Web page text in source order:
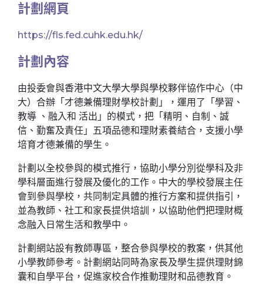
計劃網頁
https://fls.fed.cuhk.edu.hk/
計劃內容
由投委會與香港中文大學大學與學校夥伴協作中心（中
大）合辦「才德兼備理財學校計劃」，運用了「學習、
教導 、融入和 活出」的模式，把「精明、自制、誠
信、勤奮及責任」五項品德和理財素養結合，支援小學
培育才德兼備的學生。
計劃以全校參與的模式推行，協助小學分別從學科及非
學科層面進行發展及優化的工作。中大的學校發展主任
會到參與學校，共同制定具體的推行方案和提供指引，
並為教師、社工和家長提供培訓，以協助他們把理財概
念融入日常生活和教學中。
計劃網站設有教師專區，整合參與學校的教案，供其他
小學教師參考。計劃網站同時為家長及學生提供理財錦
囊和自學平台，促進家校合作推動理財和品德教育。